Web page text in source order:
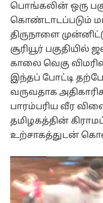
பொங்கலின் ஒரு
கொண்டாடப்படும்
திருநாளை
சூரியூர்
காலை வெகு
இந்தப் போட்டி
வருவதாக
பாரம்பரிய வீர
தமிழகத்தின்
உற்சாகத்துடன்